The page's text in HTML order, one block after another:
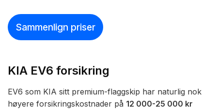
Sammenlign priser
KIA EV6 forsikring
EV6 som KIA sitt premium-flaggskip har naturlig nok
høyere forsikringskostnader på 12 000-25 000 kr